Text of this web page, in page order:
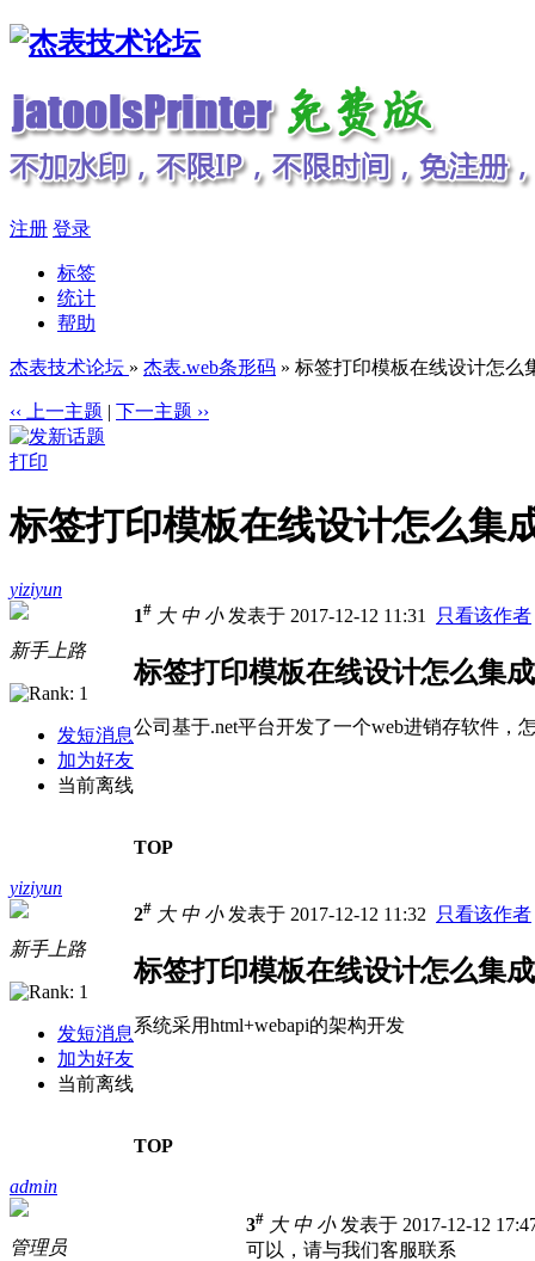
注册 登录
标签
统计
帮助
杰表技术论坛 » 杰表.web条形码 » 标签打印模板在线设计怎么
‹‹ 上一主题 | 下一主题 ››
打印
标签打印模板在线设计怎么集
yiziyun
新手上路
发短消息
加为好友
当前离线
1# 大 中 小发表于 2017-12-12 11:31 只看该作者
标签打印模板在线设计怎么集
公司基于.net平台开发了一个web进销存软件，
TOP
yiziyun
新手上路
发短消息
加为好友
当前离线
2# 大 中 小发表于 2017-12-12 11:32 只看该作者
标签打印模板在线设计怎么集
系统采用html+webapi的架构开发
TOP
admin
管理员
3# 大 中 小发表于 2017-12-12
可以，请与我们客服联系